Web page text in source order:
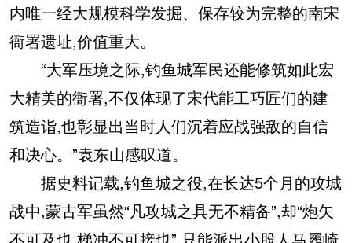
内唯一经大规模科学发掘、保存较为完整的南宋
衙署遗址,价值重大。
“大军压境之际,钓鱼城军民还能修筑如此宏
大精美的衙署,不仅体现了宋代能工巧匠们的建
筑造诣,也彰显出当时人们沉着应战强敌的自信
和决心。”袁东山感叹道。
据史料记载,钓鱼城之役,在长达5个月的攻城
战中,蒙古军虽然“凡攻城之具无不精备”,却“炮矢